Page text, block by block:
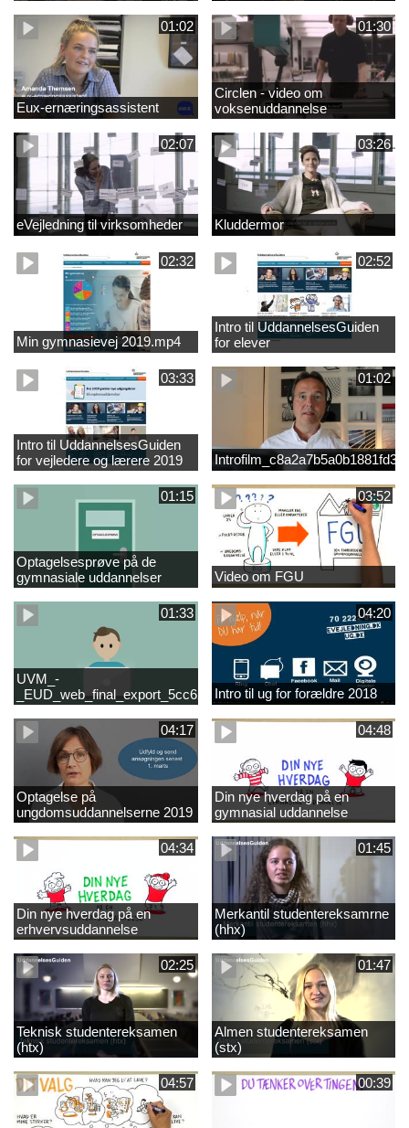
01:02
Eux-ernæringsassistent
01:30
Circlen - video om
voksenuddannelse
02:07
eVejledning til virksomheder
03:26
Kluddermor
02:32
Min gymnasievej 2019.mp4
02:52
Intro til UddannelsesGuiden
for elever
03:33
Intro til UddannelsesGuiden
for vejledere og lærere 2019
01:02
01:15
Optagelsesprøve på de
gymnasiale uddannelser
03:52
Video om FGU
01:33
UVM_-
04:20
Intro til ug for forældre 2018
04:17
Optagelse på
ungdomsuddannelserne 2019
04:48
Din nye hverdag på en
gymnasial uddannelse
04:34
Din nye hverdag på en
erhvervsuddannelse
01:45
Merkantil studentereksamrne
(hhx)
02:25
Teknisk studentereksamen
(htx)
01:47
Almen studentereksamen
(stx)
04:57 00:39